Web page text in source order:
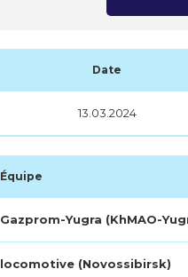
Date
13.03.2024
Équipe
Gazprom-Yugra (KhMAO-
locomotive (Novossibirsk)